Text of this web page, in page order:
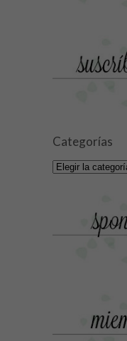
Categorías
Categorías